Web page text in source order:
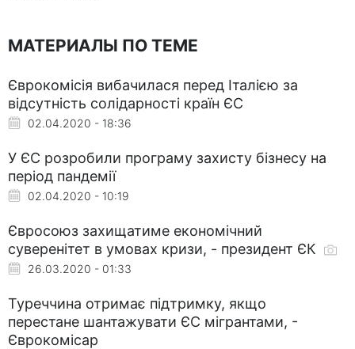
МАТЕРИАЛЫ ПО ТЕМЕ
Єврокомісія вибачилася перед Італією за
відсутність солідарності країн ЄС
02.04.2020 - 18:36
У ЄС розробили програму захисту бізнесу на
період пандемії
02.04.2020 - 10:19
Євросоюз захищатиме економічний
суверенітет в умовах кризи, - президент ЄК
26.03.2020 - 01:33
Туреччина отримає підтримку, якщо
перестане шантажувати ЄС мігрантами, -
Єврокомісар